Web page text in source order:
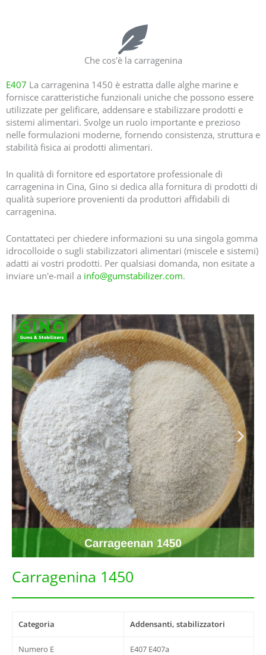
Che cos'è la carragenina
E407 La carragenina 1450 è estratta dalle alghe marine e
fornisce caratteristiche funzionali uniche che possono essere
utilizzate per gelificare, addensare e stabilizzare prodotti e
sistemi alimentari. Svolge un ruolo importante e prezioso
nelle formulazioni moderne, fornendo consistenza, struttura e
stabilità fisica ai prodotti alimentari.
In qualità di fornitore ed esportatore professionale di
carragenina in Cina, Gino si dedica alla fornitura di prodotti di
qualità superiore provenienti da produttori affidabili di
carragenina.
Contattateci per chiedere informazioni su una singola gomma
idrocolloide o sugli stabilizzatori alimentari (miscele e sistemi)
adatti ai vostri prodotti. Per qualsiasi domanda, non esitate a
inviare un'e-mail a info@gumstabilizer.com.
Carragenina 1450
Categoria Addensanti, stabilizzatori
Numero E E407 E407a